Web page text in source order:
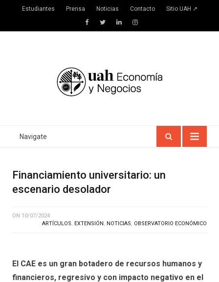
Estudiantes Prensa Noticias Contacto Sitio UAH ↗
FacebookTwitterLinkedInInstagram
Navigate
Financiamiento universitario: un
escenario desolador
ON 10/07/2024
ARTÍCULOS, EXTENSIÓN, NOTICIAS, OBSERVATORIO ECONÓMICO
El CAE es un gran botadero de recursos humanos y
financieros, regresivo y con impacto negativo en el